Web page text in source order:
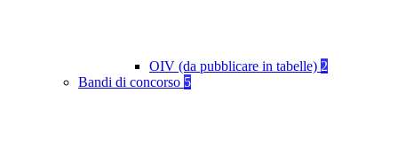
OIV (da pubblicare in tabelle) 2
Bandi di concorso 5